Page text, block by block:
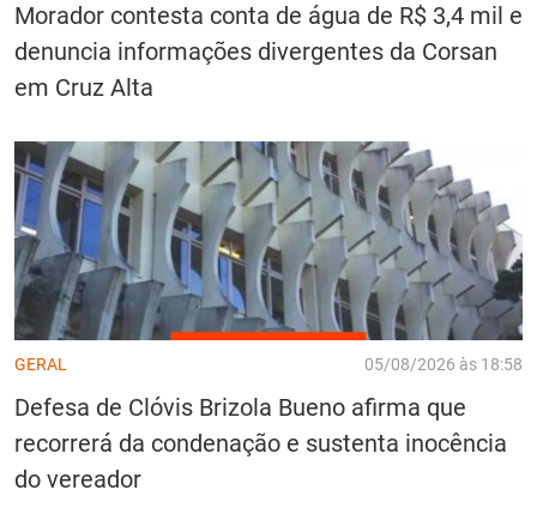
Morador contesta conta de água de R$ 3,4 mil e
denuncia informações divergentes da Corsan
em Cruz Alta
GERAL 05/08/2026 às 18:58
Defesa de Clóvis Brizola Bueno afirma que
recorrerá da condenação e sustenta inocência
do vereador